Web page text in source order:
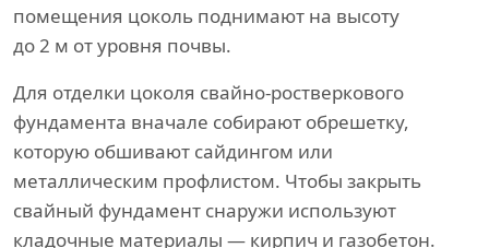
помещения цоколь поднимают на высоту
до 2 м от уровня почвы.
Для отделки цоколя свайно-ростверкового
фундамента вначале собирают обрешетку,
которую обшивают сайдингом или
металлическим профлистом. Чтобы закрыть
свайный фундамент снаружи используют
кладочные материалы — кирпич и газобетон.